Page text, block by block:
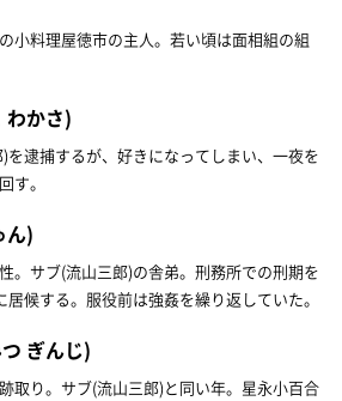
小料理屋徳市の主人。若い頃は面相組の組
わかさ)
を逮捕するが、好きになってしまい、一夜を
す。
ん)
。サブ(流山三郎)の舎弟。刑務所での刑期を
候する。服役前は強姦を繰り返していた。
ぎんじ)
取り。サブ(流山三郎)と同い年。星永小百合